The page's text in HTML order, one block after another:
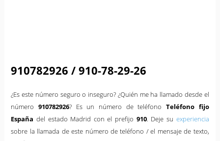
910782926 / 910-78-29-26
¿Es este número seguro o inseguro? ¿Quién me ha llamado desde el
número910782926? Es un número de teléfono Teléfono fijo
España del estado Madrid con el prefijo 910. Deje su experiencia
sobre la llamada de este número de teléfono / el mensaje de texto,